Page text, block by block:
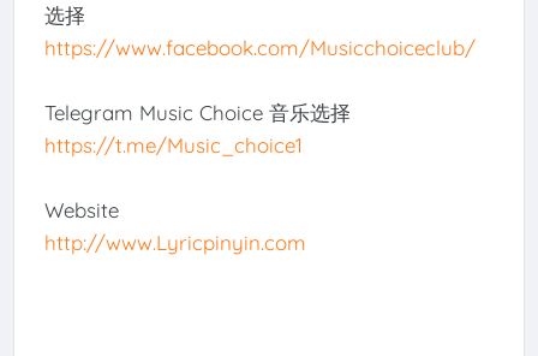
选择
https://www.facebook.com/Musicchoiceclub/
Telegram Music Choice 音乐选择
https://t.me/Music_choice1
Website
http://www.Lyricpinyin.com